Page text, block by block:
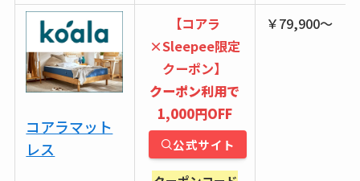
コアラマット
レス
【コアラ
×Sleepee限定
クーポン】
クーポン利用で
1,000円OFF
公式サイト
￥79,900〜